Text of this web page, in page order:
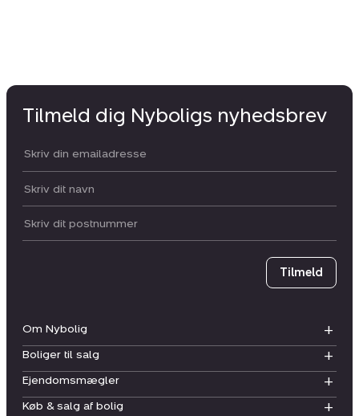
Om Nybolig
Boliger til salg
Ejendomsmægler
Køb & salg af bolig
Tilmeld dig Nyboligs nyhedsbrev
Din email:
Dit navn:
Postnummer
Tilmeld